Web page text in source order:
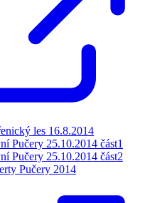
les 16.8.2014
Pučery 25.10.2014 část1
Pučery 25.10.2014 část2
Pučery 2014